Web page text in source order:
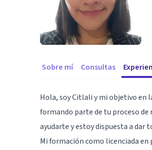
Sobre mí Consultas
Hola, soy Citlali y mi objetivo en
formando parte de tu proceso de
ayudarte y estoy dispuesta a
Mi formación como licenciada